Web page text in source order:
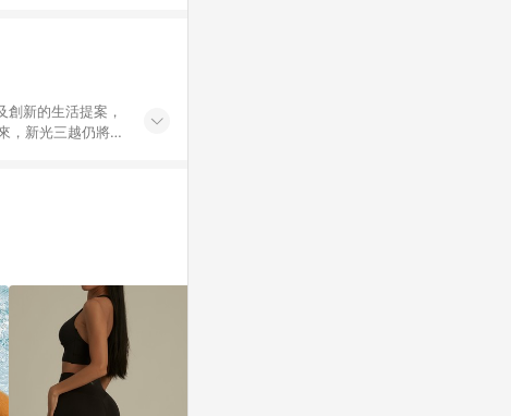
新的生活提案，
，新光三越仍將秉